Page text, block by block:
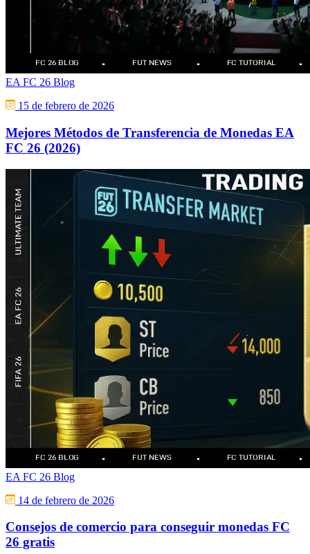
EA FC 26 Blog
15 de febrero de 2026
Mejores Métodos de Transferencia de Monedas EA
FC 26 (2026)
EA FC 26 Blog
14 de febrero de 2026
Consejos de comercio para conseguir monedas FC
26 gratis